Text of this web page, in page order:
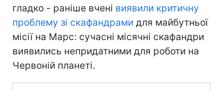
гладко - раніше вчені виявили критичну
проблему зі скафандрами для майбутньої
місії на Марс: сучасні місячні скафандри
виявились непридатними для роботи на
Червоній планеті.